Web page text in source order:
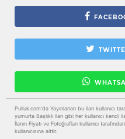
Pulluk.com'da Yayınlanan bu ilan kullanıcı
yumurta Başlıklı ilan gibi her kullanıcı kendi
İlanın Fiyatı ve Fotoğrafları kullanıcı
kullanıcısına aittir.